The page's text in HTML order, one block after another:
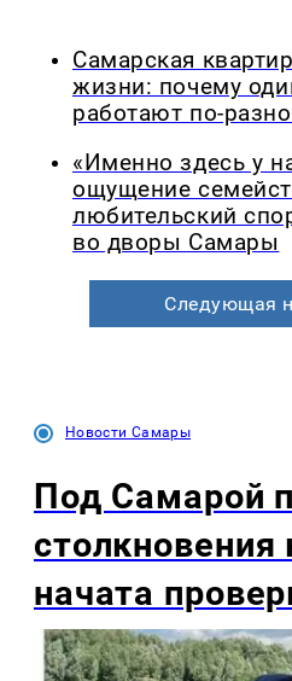
Самарская
жизни: почему
работают по-
«Именно здесь у
ощущение
любительский
во дворы Самары
Следующая
Новости Самары
Под Самарой
столкновения
начата